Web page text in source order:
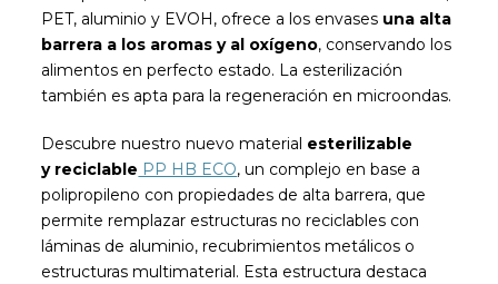
PET, aluminio y EVOH, ofrece a los envases una alta
barrera a los aromas y al oxígeno, conservando los
alimentos en perfecto estado. La esterilización
también es apta para la regeneración en microondas.
Descubre nuestro nuevo material esterilizable
y reciclable PP HB ECO, un complejo en base a
polipropileno con propiedades de alta barrera, que
permite remplazar estructuras no reciclables con
láminas de aluminio, recubrimientos metálicos o
estructuras multimaterial. Esta estructura destaca